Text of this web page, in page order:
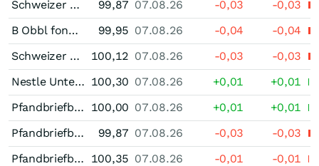
Schweizer Kantonalbanken Pfandbrief 0,25 % bis 12/27
99,87 07.08.26 -0,03
-0,03
B Obbl fond Ist 0,375 % bis 03/28
99,95 07.08.26 -0,04
-0,04
Schweizer Kantonalbanken Pfandbrief 0,50 % bis 05/28
100,12 07.08.26 -0,03
-0,03
Nestle Unternehmensanleihe 0,75 % bis 06/28 100,30 07.08.26 +0,01
+0,01
Pfandbriefbank der schweizerischen Hypothekarinstitute Pfandbrief 0,50 % bis 01/29
100,00 07.08.26 +0,01
+0,01
Pfandbriefbank der schweizerischen Hypothekarinstitute Pfandbrief 0,375 % bis 07/28
99,87 07.08.26 -0,03
-0,03
Pfandbriefbank der schweizerischen Hypothekarinstitute Pfandbrief 0,625 % bis 10/28
100,35 07.08.26 -0,01
-0,01